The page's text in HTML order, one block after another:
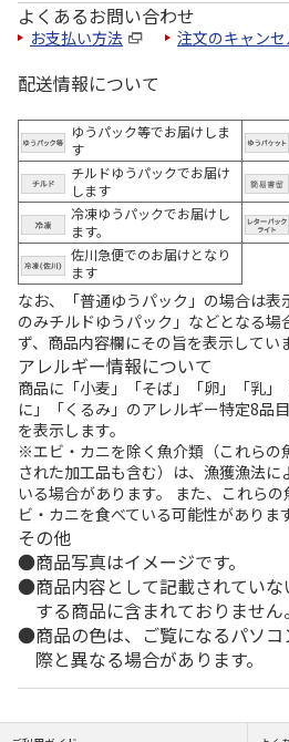
よくあるお問い合わせ
お支払い方法 注文のキャン
配送情報について
ゆうパック等でお届けしま
す
チルドゆうパックでお届け
します
冷凍ゆうパックでお届けし
ます。
佐川急便でのお届けとなり
ます
なお、「普通ゆうパック」の場合は
のみチルドゆうパック」などとなる場
ず、商品内容欄にその旨を表示してい
アレルギー情報について
商品に「小麦」「そば」「卵」「乳」
に」「くるみ」のアレルギー特定8品
を表示します。
※エビ・カニを除く魚介類（これらの
された加工品も含む）は、漁獲漁法に
いる場合があります。 また、これら
ビ・カニを食べている可能性がありま
その他
商品写真はイメージです。
商品内容として記載されてい
する商品に含まれておりません。
商品の色は、ご覧になるパソ
際と異なる場合があります。